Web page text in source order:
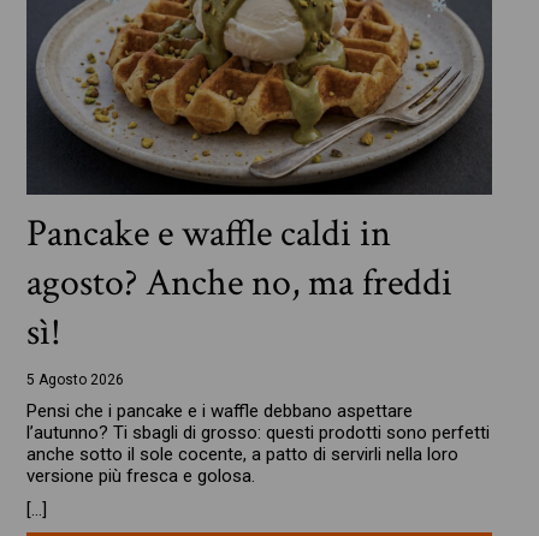
Pancake e waffle caldi in
agosto? Anche no, ma freddi
sì!
5 Agosto 2026
Pensi che i pancake e i waffle debbano aspettare
l’autunno? Ti sbagli di grosso: questi prodotti sono perfetti
anche sotto il sole cocente, a patto di servirli nella loro
versione più fresca e golosa.
[…]